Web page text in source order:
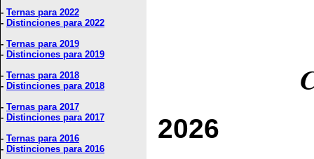
- Ternas para 2022
- Distinciones para 2022
- Ternas para 2019
- Distinciones para 2019
- Ternas para 2018
- Distinciones para 2018
- Ternas para 2017
- Distinciones para 2017
- Ternas para 2016
- Distinciones para 2016
2026